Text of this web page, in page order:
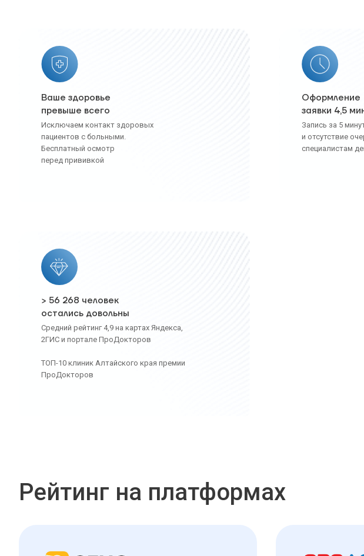
Ваше здоровье
превыше всего
Исключаем контакт здоровых
пациентов с больными.
Бесплатный осмотр
перед прививкой
Оформление
заявки 4,5
Запись за 5
и отсутствие
специалистам
> 56 268 человек
остались довольны
Средний рейтинг 4,9 на картах Яндекса,
2ГИС и портале ПроДокторов
ТОП-10 клиник Алтайского края премии
ПроДокторов
Рейтинг на платформах